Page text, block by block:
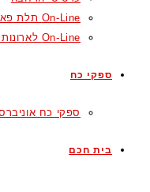
On-Line תלת פאזי
On-Line לארונות תקשורת
ספקי כח
ספקי כח
בית חכם